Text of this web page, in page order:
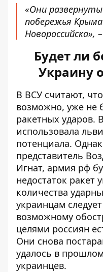
«Они
побережья
Новороссийска»,
Будет ли
Украину
В ВСУ считают,
возможно, уже не
ракетных ударов.
использовала
потенциала.
представитель
Игнат, армия рф
недостаток ракет
количества
украинцам
возможному
целями россиян
Они снова
удалось в
украинцев.